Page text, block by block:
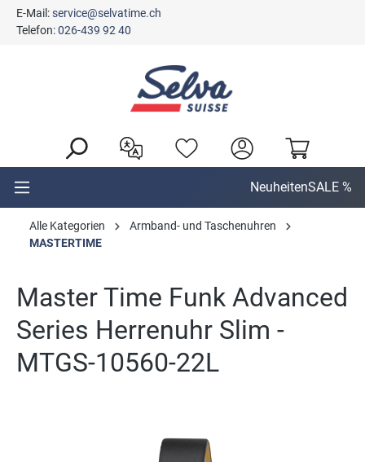
springen
E-Mail:service@selvatime.ch
Telefon:026-439 92 40
NeuheitenSALE %
Alle Kategorien
Armband- und Taschenuhren
MASTERTIME
Master Time Funk Advanced
Series Herrenuhr Slim -
MTGS-10560-22L